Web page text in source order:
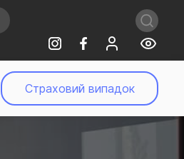
Страховий випадок